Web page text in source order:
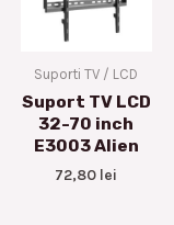
Suporti TV / LCD
Suport TV LCD
32-70 inch
E3003 Alien
72,80 lei